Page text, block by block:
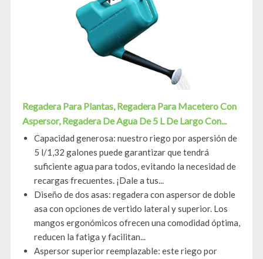
Regadera Para Plantas, Regadera Para Macetero Con
Aspersor, Regadera De Agua De 5 L De Largo Con...
Capacidad generosa: nuestro riego por aspersión de
5 l/1,32 galones puede garantizar que tendrá
suficiente agua para todos, evitando la necesidad de
recargas frecuentes. ¡Dale a tus...
Diseño de dos asas: regadera con aspersor de doble
asa con opciones de vertido lateral y superior. Los
mangos ergonómicos ofrecen una comodidad óptima,
reducen la fatiga y facilitan...
Aspersor superior reemplazable: este riego por